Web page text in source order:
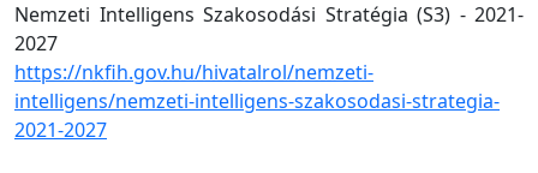
Nemzeti Intelligens Szakosodási Stratégia (S3) - 2021-
2027
https://nkfih.gov.hu/hivatalrol/nemzeti-
intelligens/nemzeti-intelligens-szakosodasi-strategia-
2021-2027